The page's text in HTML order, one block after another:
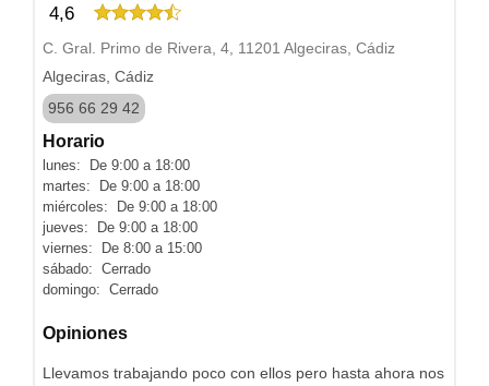
4,6
C. Gral. Primo de Rivera, 4, 11201 Algeciras, Cádiz
Algeciras, Cádiz
956 66 29 42
Horario
lunes: De 9:00 a 18:00
martes: De 9:00 a 18:00
miércoles: De 9:00 a 18:00
jueves: De 9:00 a 18:00
viernes: De 8:00 a 15:00
sábado: Cerrado
domingo: Cerrado
Opiniones
Llevamos trabajando poco con ellos pero hasta ahora nos